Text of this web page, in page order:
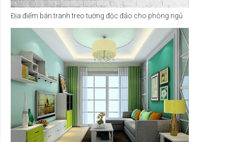
Địa điểm bán tranh treo tường độc đáo cho phòng ngủ